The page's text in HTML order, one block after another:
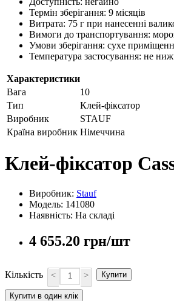
Термін зберігання: 9 місяців
Витрата: 75 г при нанесенні
Вимоги до транспортування:
Умови зберігання: сухе
Температура застосування: не
Характеристики
Вага
10
Тип
Клей-фіксатор
Виробник
STAUF
Країна виробник Німеччина
Клей-фіксатор
Виробник: Stauf
Модель: 141080
Наявність: На складі
4 655.20 грн/шт
Кількість < > Купити
Купити в один клік